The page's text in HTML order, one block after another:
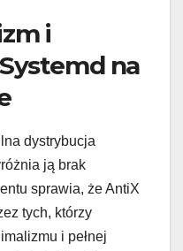
i
na
dystrybucja
ją brak
sprawia, że AntiX
tych, którzy
i pełnej